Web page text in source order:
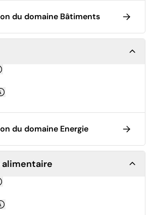
du domaine Bâtiments
du domaine Energie